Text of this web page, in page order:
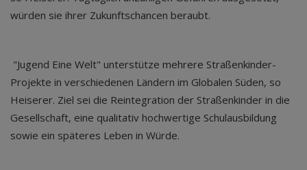
würden sie ihrer Zukunftschancen beraubt.
"Jugend Eine Welt" unterstütze mehrere Straßenkinder-
Projekte in verschiedenen Ländern im Globalen Süden, so
Heiserer. Ziel sei die Reintegration der Straßenkinder in die
Gesellschaft, eine qualitativ hochwertige Schulausbildung
sowie ein späteres Leben in Würde.